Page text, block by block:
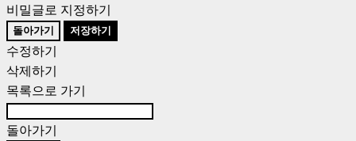
비밀글로 지정하기
돌아가기 저장하기
수정하기
삭제하기
목록으로 가기
돌아가기